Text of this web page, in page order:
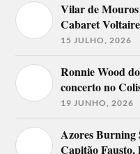
Vilar de
Cabaret
15 JULHO, 2026
Ronnie Wood
concerto no
19 JUNHO, 2026
Azores Burning
Capitão